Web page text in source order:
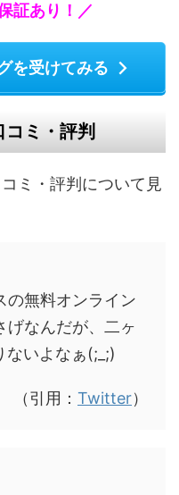
証あり！／
を受けてみる
ミ・評判
ミ・評判について見
無料オンライン
げなんだが、二ヶ
ないよなぁ(;_;)
（引用： Twitter）